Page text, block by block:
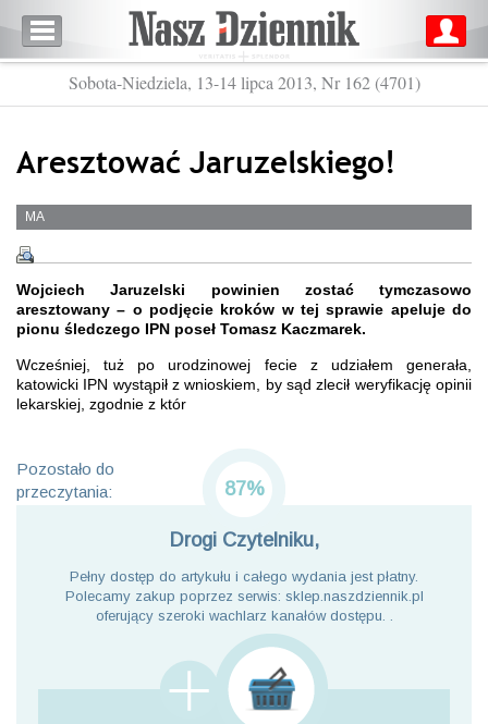
Sobota-Niedziela, 13-14 lipca 2013, Nr 162 (4701)
Aresztować Jaruzelskiego!
MA
Wojciech Jaruzelski powinien zostać tymczasowo
aresztowany – o podjęcie kroków w tej sprawie apeluje do
pionu śledczego IPN poseł Tomasz Kaczmarek.
Wcześniej, tuż po urodzinowej fecie z udziałem generała,
katowicki IPN wystąpił z wnioskiem, by sąd zlecił weryfikację opinii
lekarskiej, zgodnie z któr
Pozostało do
przeczytania:
87%
Drogi Czytelniku,
Pełny dostęp do artykułu i całego wydania jest płatny.
Polecamy zakup poprzez serwis: sklep.naszdziennik.pl
oferujący szeroki wachlarz kanałów dostępu. .